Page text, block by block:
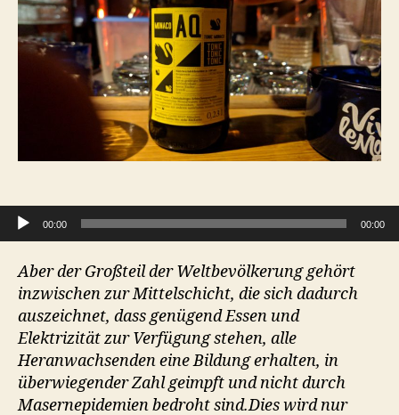
Audio-Player
00:00 00:00
Aber der Großteil der Weltbevölkerung gehört
inzwischen zur Mittelschicht, die sich dadurch
auszeichnet, dass genügend Essen und
Elektrizität zur Verfügung stehen, alle
Heranwachsenden eine Bildung erhalten, in
überwiegender Zahl geimpft und nicht durch
Masernepidemien bedroht sind.Dies wird nur